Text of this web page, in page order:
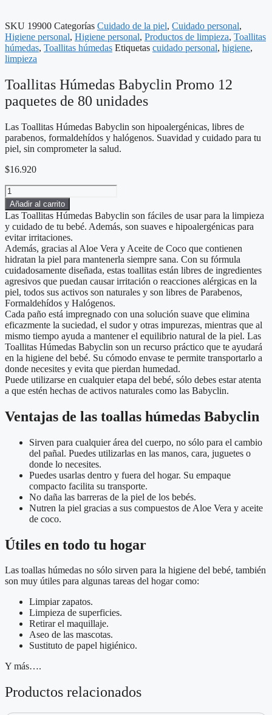
SKU 19900 Categorías Cuidado de la piel, Cuidado personal,
Higiene personal, Higiene personal, Productos de limpieza, Toallitas
húmedas, Toallitas húmedas Etiquetas cuidado personal, higiene,
limpieza
Toallitas Húmedas Babyclin Promo 12
paquetes de 80 unidades
Las Toallitas Húmedas Babyclin son hipoalergénicas, libres de
parabenos, formaldehídos y halógenos. Suavidad y cuidado para tu
piel, sin comprometer la salud.
$16.920
Toallitas
Húmedas
Babyclin
Promo
12
paquetes
de
80
unidades
cantidad
Añadir al carrito
Las Toallitas Húmedas Babyclin son fáciles de usar para la limpieza
y cuidado de tu bebé. Además, son suaves e hipoalergénicas para
evitar irritaciones.
Además, gracias al Aloe Vera y Aceite de Coco que contienen
hidratan la piel para mantenerla siempre sana. Con su fórmula
cuidadosamente diseñada, estas toallitas están libres de ingredientes
agresivos que puedan causar irritación o reacciones alérgicas en la
piel, todos sus activos son naturales y son libres de Parabenos,
Formaldehídos y Halógenos.
Cada paño está impregnado con una solución suave que elimina
eficazmente la suciedad, el sudor y otras impurezas, mientras que al
mismo tiempo ayuda a mantener el equilibrio natural de la piel. Las
Toallitas Húmedas Babyclin son un recurso práctico que te ayudará
en la higiene del bebé. Su cómodo envase te permite transportarlo a
donde necesites y evita que pierdan humedad.
Puede utilizarse en cualquier etapa del bebé, sólo debes estar atenta
a que estén hechas de activos naturales como las Babyclin.
Ventajas de las toallas húmedas Babyclin
Sirven para cualquier área del cuerpo, no sólo para el cambio
del pañal. Puedes utilizarlas en las manos, cara, juguetes o
donde lo necesites.
Puedes usarlas dentro y fuera del hogar. Su empaque
compacto facilita su transporte.
No daña las barreras de la piel de los bebés.
Nutren la piel gracias a sus compuestos de Aloe Vera y aceite
de coco.
Útiles en todo tu hogar
Las toallas húmedas no sólo sirven para la higiene del bebé, también
son muy útiles para algunas tareas del hogar como:
Limpiar zapatos.
Limpieza de superficies.
Retirar el maquillaje.
Aseo de las mascotas.
Sustituto de papel higiénico.
Y más….
Productos relacionados